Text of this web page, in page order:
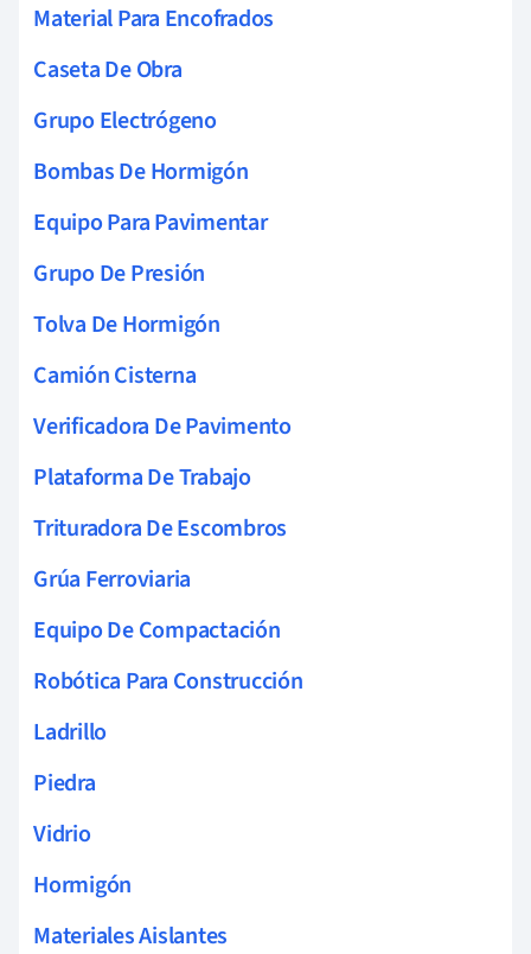
Material Para Encofrados
Caseta De Obra
Grupo Electrógeno
Bombas De Hormigón
Equipo Para Pavimentar
Grupo De Presión
Tolva De Hormigón
Camión Cisterna
Verificadora De Pavimento
Plataforma De Trabajo
Trituradora De Escombros
Grúa Ferroviaria
Equipo De Compactación
Robótica Para Construcción
Ladrillo
Piedra
Vidrio
Hormigón
Materiales Aislantes